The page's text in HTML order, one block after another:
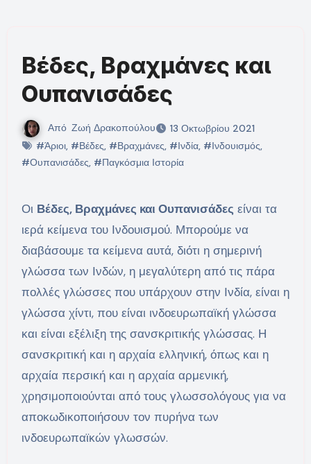
Βέδες, Βραχμάνες και
Ουπανισάδες
Από Ζωή Δρακοπούλου
13 Οκτωβρίου 2021
#Άριοι, #Βέδες, #Βραχμάνες, #Ινδία, #Ινδουισμός,
#Ουπανισάδες, #Παγκόσμια Ιστορία
Οι Βέδες, Βραχμάνες και Ουπανισάδες είναι τα
ιερά κείμενα του Ινδουισμού. Μπορούμε να
διαβάσουμε τα κείμενα αυτά, διότι η σημερινή
γλώσσα των Ινδών, η μεγαλύτερη από τις πάρα
πολλές γλώσσες που υπάρχουν στην Ινδία, είναι η
γλώσσα χίντι, που είναι ινδοευρωπαϊκή γλώσσα
και είναι εξέλιξη της σανσκριτικής γλώσσας. Η
σανσκριτική και η αρχαία ελληνική, όπως και η
αρχαία περσική και η αρχαία αρμενική,
χρησιμοποιούνται από τους γλωσσολόγους για να
αποκωδικοποιήσουν τον πυρήνα των
ινδοευρωπαϊκών γλωσσών.